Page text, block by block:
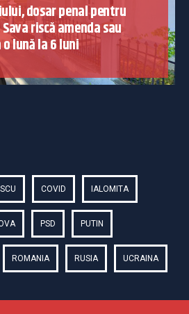
dosar penal pentru
riscă amenda sau
lună la 6 luni
COVID IALOMITA
PSD PUTIN
ROMANIA RUSIA UCRAINA